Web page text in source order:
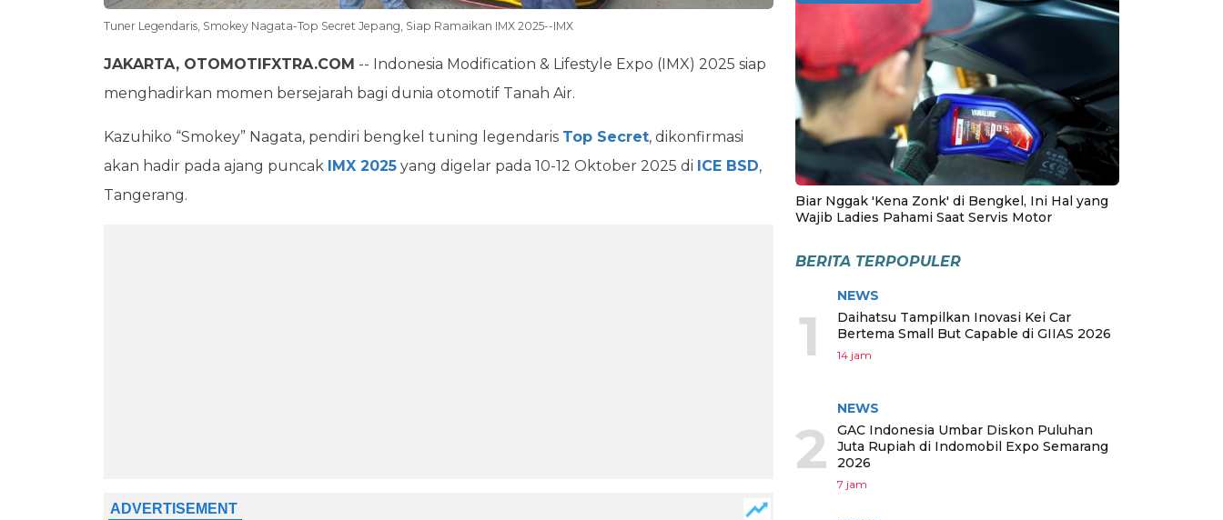
Tuner Legendaris, Smokey Nagata-Top Secret Jepang, Siap Ramaikan IMX 2025--IMX
JAKARTA, OTOMOTIFXTRA.COM -- Indonesia Modification & Lifestyle Expo (IMX) 2025 siap
menghadirkan momen bersejarah bagi dunia otomotif Tanah Air.
Kazuhiko “Smokey” Nagata, pendiri bengkel tuning legendaris Top Secret, dikonfirmasi
akan hadir pada ajang puncak
IMX 2025 yang digelar pada 10-12 Oktober 2025 di ICE BSD,
Tangerang.
Biar Nggak 'Kena Zonk' di Bengkel, Ini Hal yang
Wajib Ladies Pahami Saat Servis Motor
BERITA TERPOPULER
1
NEWS
Daihatsu Tampilkan Inovasi Kei Car
Bertema Small But Capable di GIIAS 2026
14 jam
2
NEWS
GAC Indonesia Umbar Diskon Puluhan
Juta Rupiah di Indomobil Expo Semarang
2026
7 jam